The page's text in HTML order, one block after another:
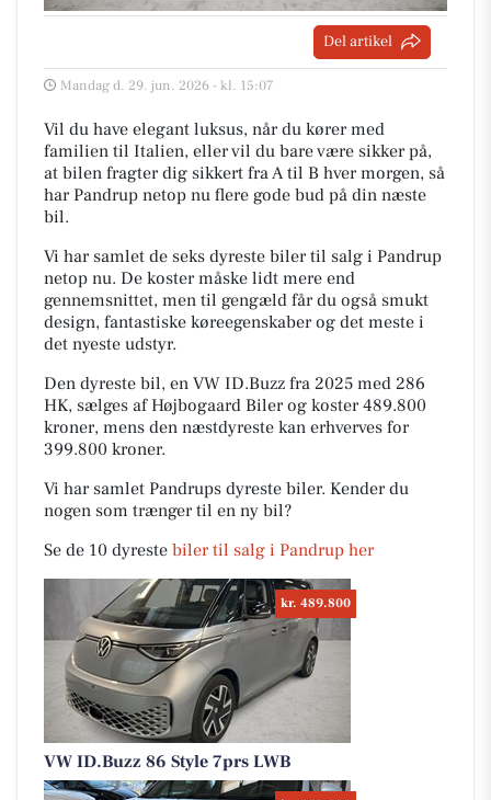
Del artikel
Mandag d. 29. jun. 2026 - kl. 15:07
Vil du have elegant luksus, når du kører med
familien til Italien, eller vil du bare være sikker på,
at bilen fragter dig sikkert fra A til B hver morgen, så
har Pandrup netop nu flere gode bud på din næste
bil.
Vi har samlet de seks dyreste biler til salg i Pandrup
netop nu. De koster måske lidt mere end
gennemsnittet, men til gengæld får du også smukt
design, fantastiske køreegenskaber og det meste i
det nyeste udstyr.
Den dyreste bil, en VW ID.Buzz fra 2025 med 286
HK, sælges af Højbogaard Biler og koster 489.800
kroner, mens den næstdyreste kan erhverves for
399.800 kroner.
Vi har samlet Pandrups dyreste biler. Kender du
nogen som trænger til en ny bil?
Se de 10 dyreste biler til salg i Pandrup her
kr. 489.800
VW ID.Buzz 86 Style 7prs LWB